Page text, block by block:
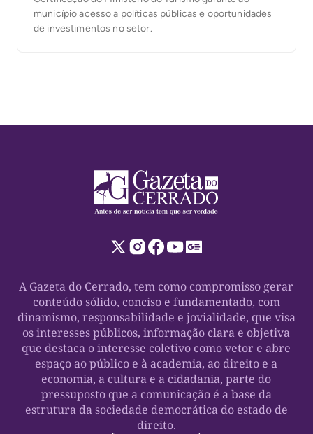
município acesso a políticas públicas e oportunidades
de investimentos no setor.
A Gazeta do Cerrado, tem como compromisso gerar
conteúdo sólido, conciso e fundamentado, com
dinamismo, responsabilidade e jovialidade, que visa
os interesses públicos, informação clara e objetiva
que destaca o interesse coletivo como vetor e abre
espaço ao público e à academia, ao direito e a
economia, a cultura e a cidadania, parte do
pressuposto que a comunicação é a base da
estrutura da sociedade democrática do estado de
direito.